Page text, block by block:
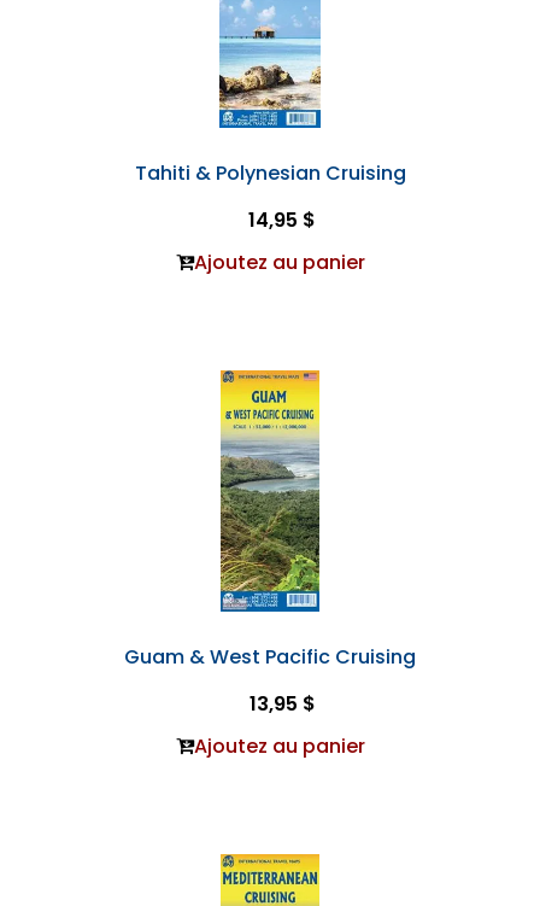
Tahiti & Polynesian Cruising
14,95 $
Ajoutez au panier
Guam & West Pacific Cruising
13,95 $
Ajoutez au panier